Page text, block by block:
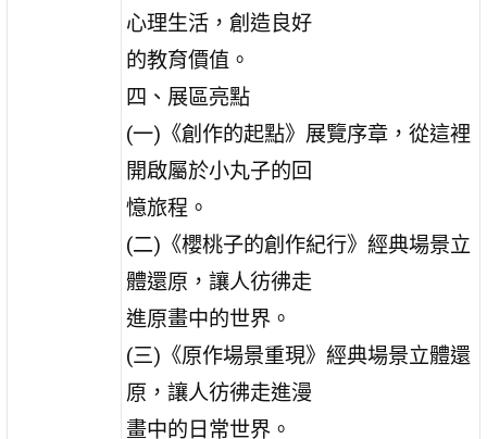
心理生活，創造良好
的教育價值。
四、展區亮點
(一)《創作的起點》展覽序章，從這裡
開啟屬於小丸子的回
憶旅程。
(二)《櫻桃子的創作紀行》經典場景立
體還原，讓人彷彿走
進原畫中的世界。
(三)《原作場景重現》經典場景立體還
原，讓人彷彿走進漫
畫中的日常世界。